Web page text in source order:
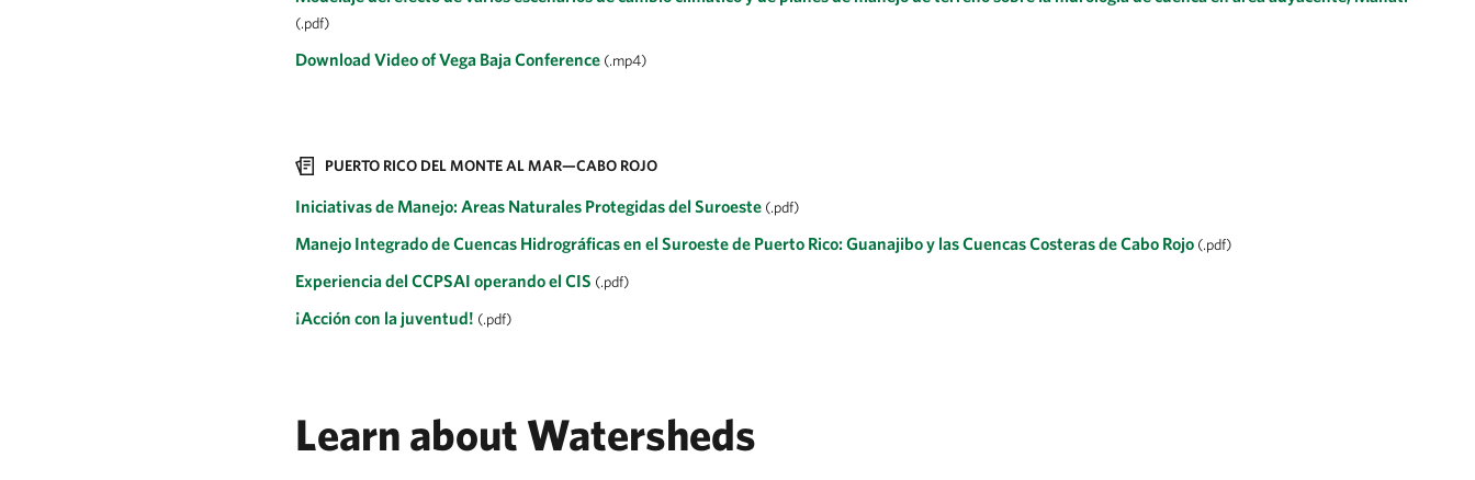
(.pdf)
Download Video of Vega Baja Conference (.mp4)
PUERTO RICO DEL MONTE AL MAR—CABO ROJO
Iniciativas de Manejo: Areas Naturales Protegidas del Suroeste (.pdf)
Manejo Integrado de Cuencas Hidrográficas en el Suroeste de Puerto Rico: Guanajibo y las Cuencas Costeras de Cabo Rojo (.pdf)
Experiencia del CCPSAI operando el CIS (.pdf)
¡Acción con la juventud! (.pdf)
Learn about Watersheds